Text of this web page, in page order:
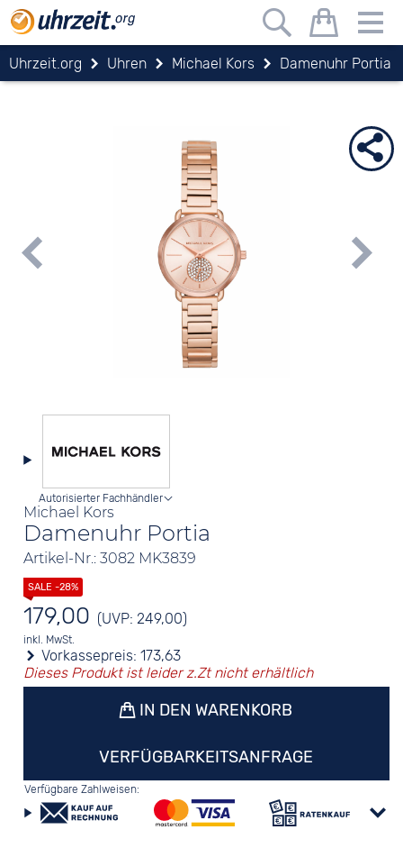
Uhrzeit.org Uhren Michael Kors Damenuhr Portia
Michael Kors
Damenuhr Portia
Artikel-Nr.: 3082 MK3839
Autorisierter Fachhändler
179,00 (UVP: 249,00)
inkl. MwSt.
Vorkassepreis:173,63
Dieses Produkt ist leider z.Zt nicht erhältlich
IN DEN WARENKORB
VERFÜGBARKEITSANFRAGE
Verfügbare Zahlweisen: